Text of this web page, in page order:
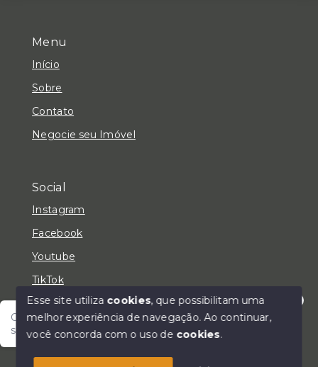
Olá! Fale com um de nossos corretores e encontre
seu lar!
Menu
Início
Sobre
Contato
Negocie seu Imóvel
Social
Instagram
Facebook
Youtube
TikTok
© Copyright 2026 - LC Negócios Imobiliários - Todos
Esse site utiliza cookies, que possibilitam uma
melhor experiência de navegação.Ao continuar,
você concorda com o uso de cookies.